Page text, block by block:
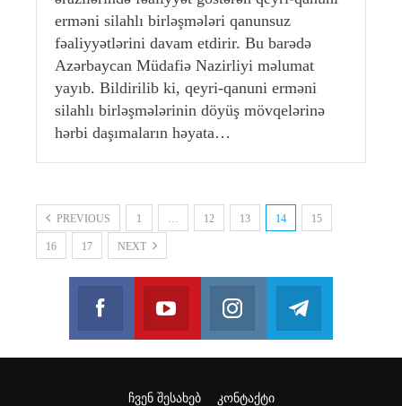
erməni silahlı birləşmələri qanunsuz
fəaliyyətlərini davam etdirir. Bu barədə
Azərbaycan Müdafiə Nazirliyi məlumat
yayıb. Bildirilib ki, qeyri-qanuni erməni
silahlı birləşmələrinin döyüş mövqelərinə
hərbi daşımaların həyata…
PREVIOUS 1 … 12 13 14 15
16 17 NEXT
Facebook
Join us on Facebook
Youtube
Join us on Youtube
Instagram
Join us on Instagram
ᲩᲕᲔᲜ ᲨᲔᲡᲐᲮᲔᲑ ᲙᲝᲜᲢᲐᲥᲢᲘ